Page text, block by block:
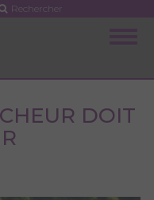
Rechercher
DOIT